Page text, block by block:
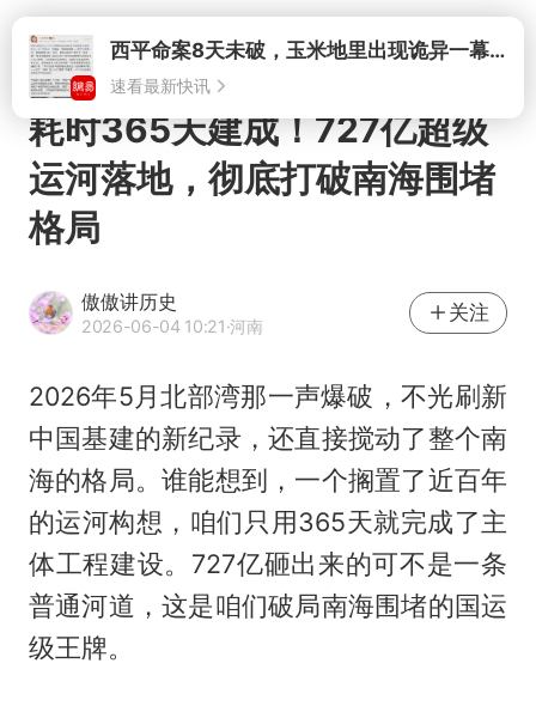
打开
耗时365天建成！727亿超级
运河落地，彻底打破南海围堵
格局
傲傲讲历史
2026-06-04 10:21·河南
关注
2026年5月北部湾那一声爆破，不光刷新
中国基建的新纪录，还直接搅动了整个南
海的格局。谁能想到，一个搁置了近百年
的运河构想，咱们只用365天就完成了主
体工程建设。727亿砸出来的可不是一条
普通河道，这是咱们破局南海围堵的国运
级王牌。